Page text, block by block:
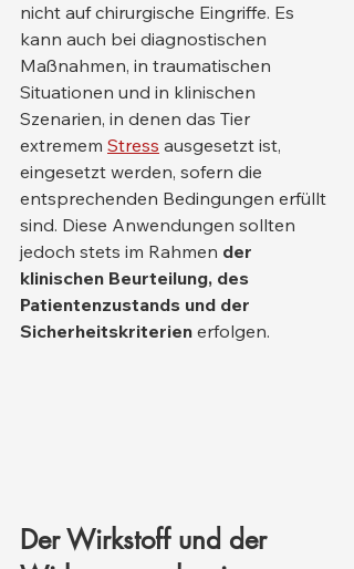
nicht auf chirurgische Eingriffe. Es
kann auch bei diagnostischen
Maßnahmen, in traumatischen
Situationen und in klinischen
Szenarien, in denen das Tier
extremem Stress ausgesetzt ist,
eingesetzt werden, sofern die
entsprechenden Bedingungen erfüllt
sind. Diese Anwendungen sollten
jedoch stets im Rahmen der
klinischen Beurteilung, des
Patientenzustands und der
Sicherheitskriterien erfolgen.
Der Wirkstoff und der